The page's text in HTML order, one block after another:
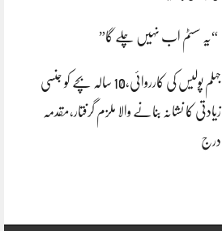
“یہ سسٹم اب نہیں چلے گا”
جہلم پولیس کی کارروائی،10 سالہ بچے کو جنسی
زیادتی کا نشانہ بنانے والا ملزم گرفتار،مقدمہ
درج